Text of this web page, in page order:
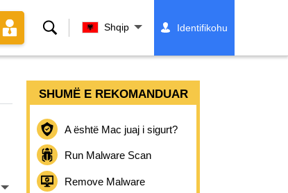
Kërko Shqip Identifikohu
SHUMË E REKOMANDUAR
A është Mac juaj i sigurt?
Run Malware Scan
Remove Malware